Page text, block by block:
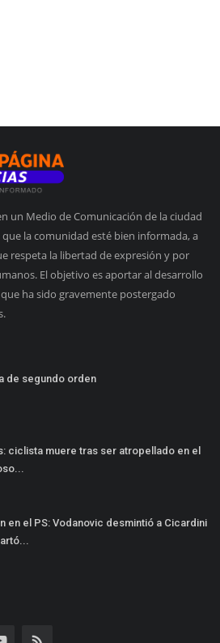
un Medio de Comunicación de la ciudad
la comunidad esté bien informada, a
respeta la libertad de expresión y por
El objetivo es aportar al desarrollo
ha sido gravemente postergado
de segundo orden
ciclista muere tras ser atropellado en el
en el PS: Vodanovic desmintió a Cicardini